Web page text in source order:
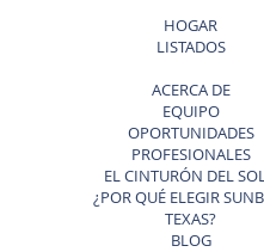
HOGAR
LISTADOS
ACERCA DE
EQUIPO
OPORTUNIDADES
PROFESIONALES
EL CINTURÓN DEL
¿POR QUÉ ELEGIR
TEXAS?
BLOG